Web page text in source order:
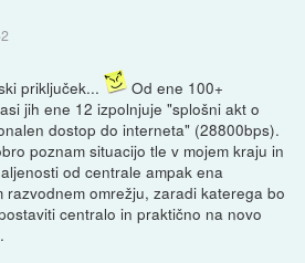
priključek...
Od ene 100+
jih ene 12 izpolnjuje "splošni akt o
dostop do interneta" (28800bps).
poznam situacijo tle v mojem kraju in
od centrale ampak ena
razvodnem omrežju, zaradi katerega bo
centralo in praktično na novo